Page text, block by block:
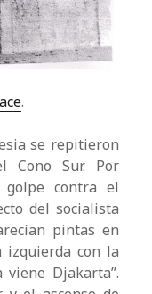
.
se repitieron
Cono Sur. Por
contra el
del socialista
pintas en
con la
viene Djakarta”.